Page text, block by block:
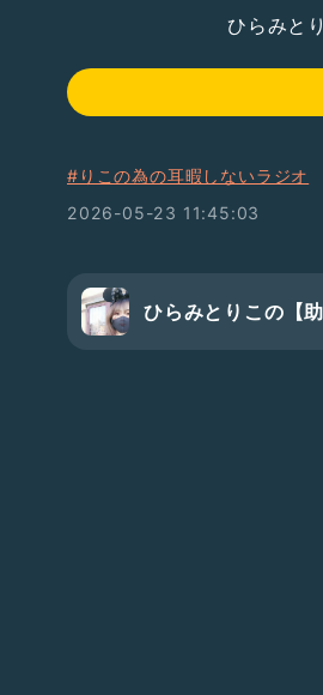
ひらみと
#りこの為の耳暇しないラジオ
2026-05-23 11:45:03
ひらみとりこの【